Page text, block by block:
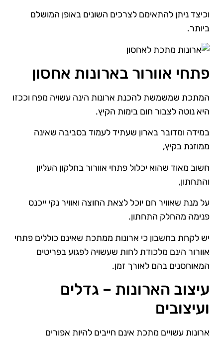
וכיצד ניתן להתאימם לצרכים השונים באופן המושלם
ביותר.
פתחי אוורור בארונות אחסון
המתכת שמשמשת להכנת ארונות הינה עשויה מפח וככזו
היא נוטה לצבור חום בימות הקיץ.
במידה ומדובר בארון שעתיד לעמוד בסביבה שאינה
ממוזגת בקיץ,
חשוב מאוד שהוא יכלול פתחי אוורור בחלקון העליון
והתחתון,
על מנת שאוויר חם יוכל לצאת החוצה ואוויר נקי ייכנס
פנימה מהחלק התחתון.
יש לקחת בחשבון כי ארונות ממתכת שאינם כוללים פתחי
אוורור הינם מלכודת לחות שעשויה לפגוע בפריטים
המאוחסנים בהם לאורך זמן.
עיצוב הארונות – גדלים
ועיצובים
ארונות עשויים מתכת אינם חייבים להיות אפורים